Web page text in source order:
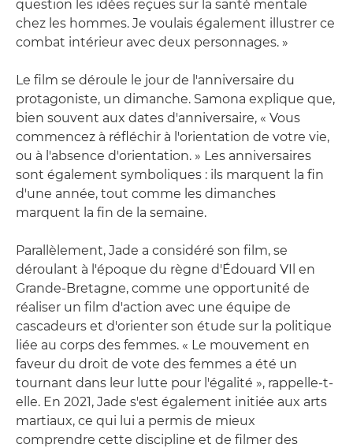
question les idées reçues sur la santé mentale
chez les hommes. Je voulais également illustrer ce
combat intérieur avec deux personnages. »
Le film se déroule le jour de l'anniversaire du
protagoniste, un dimanche. Samona explique que,
bien souvent aux dates d'anniversaire, « Vous
commencez à réfléchir à l'orientation de votre vie,
ou à l'absence d'orientation. » Les anniversaires
sont également symboliques : ils marquent la fin
d'une année, tout comme les dimanches
marquent la fin de la semaine.
Parallèlement, Jade a considéré son film, se
déroulant à l'époque du règne d'Édouard VIl en
Grande-Bretagne, comme une opportunité de
réaliser un film d'action avec une équipe de
cascadeurs et d'orienter son étude sur la politique
liée au corps des femmes. « Le mouvement en
faveur du droit de vote des femmes a été un
tournant dans leur lutte pour l'égalité », rappelle-t-
elle. En 2021, Jade s'est également initiée aux arts
martiaux, ce qui lui a permis de mieux
comprendre cette discipline et de filmer des